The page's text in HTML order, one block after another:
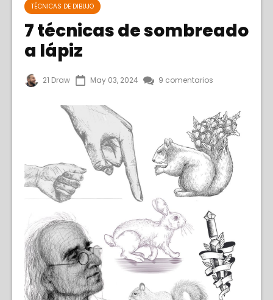
Sobre nosotros
Iniciar sesión
Español
TÉCNICAS DE DIBUJO
7 técnicas de sombreado
a lápiz
21 Draw May 03, 2024 9 comentarios